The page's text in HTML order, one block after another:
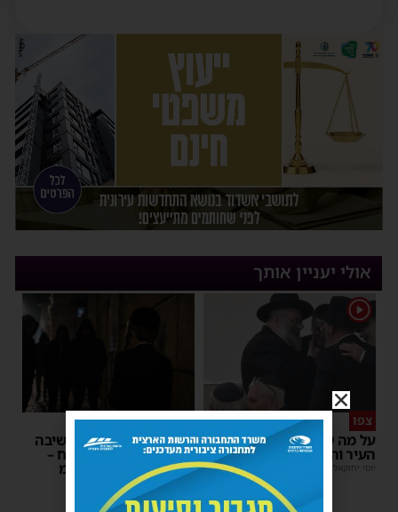
אולי יעניין אותך
1
צפו
על מה שוחחו מ"מ ראש
העיר והחיד"א אברג׳ל?
יוסי יחזקאלי
פירות ההסתה
אימה באשדוד: בחור ישיבה
בן 13 נשדד באיומי רצח –
המשטרה הקימה צח”מ
מנחם דויטש |
22:32